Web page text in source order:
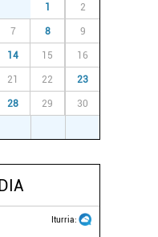
1 2
7 8 9
14 15 16
21 22 23
28 29 30
Iturria: